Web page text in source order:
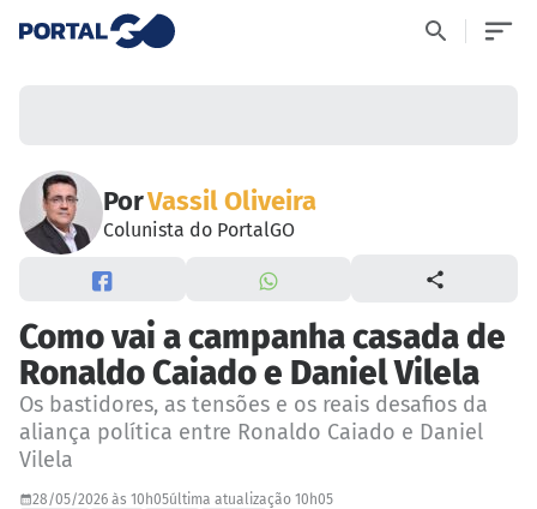
PorVassil Oliveira
Colunista do PortalGO
Como vai a campanha casada de
Ronaldo Caiado e Daniel Vilela
Os bastidores, as tensões e os reais desafios da
aliança política entre Ronaldo Caiado e Daniel
Vilela
28/05/2026 às 10h05última atualização 10h05